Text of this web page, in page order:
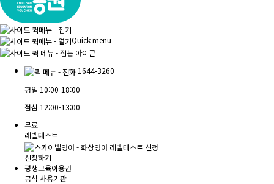
Quick menu
1644-3260
평일 10:00-18:00
점심 12:00-13:00
무료
레벨테스트
신청하기
평생교육이용권
공식 사용기관